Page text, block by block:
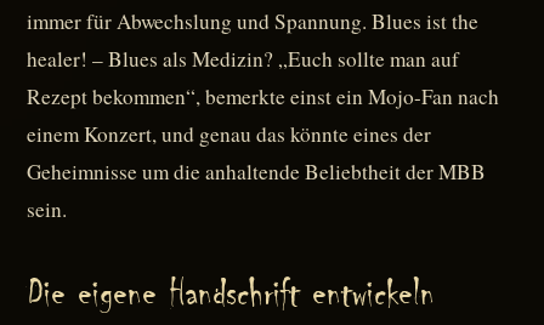
immer für Abwechslung und Spannung. Blues ist the
healer! – Blues als Medizin? „Euch sollte man auf
Rezept bekommen“, bemerkte einst ein Mojo-Fan nach
einem Konzert, und genau das könnte eines der
Geheimnisse um die anhaltende Beliebtheit der MBB
sein.
Die eigene Handschrift entwickeln